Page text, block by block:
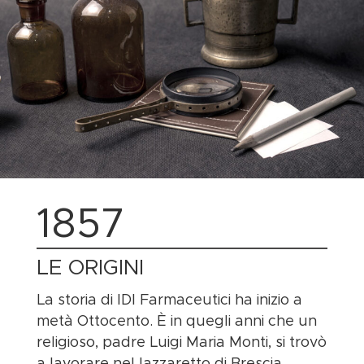
1857
LE ORIGINI
La storia di IDI Farmaceutici ha inizio a
metà Ottocento. È in quegli anni che un
religioso, padre Luigi Maria Monti, si trovò